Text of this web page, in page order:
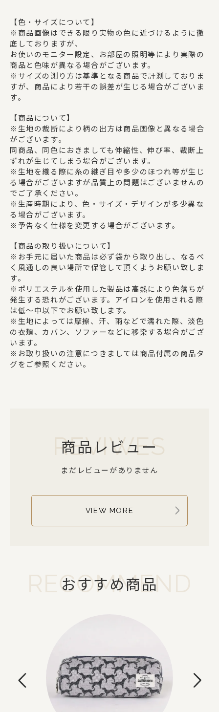
【色・サイズについて】
※商品画像はできる限り実物の色に近づけるように徹
底しておりますが、
お使いのモニター設定、お部屋の照明等により実際の
商品と色味が異なる場合がございます。
※サイズの測り方は基準となる商品で計測しておりま
すが、商品により若干の誤差が生じる場合がございま
す。
【商品について】
※生地の裁断により柄の出方は商品画像と異なる場合
がございます。
同商品、同色におきましても伸縮性、伸び率、裁断上
ずれが生じてしまう場合がございます。
※生地を織る際に糸の継ぎ目や多少のほつれ等が生じ
る場合がございますが品質上の問題はございませんの
でご了承ください。
※生産時期により、色・サイズ・デザインが多少異な
る場合がございます。
※予告なく仕様を変更する場合がございます。
【商品の取り扱いについて】
※お手元に届いた商品は必ず袋から取り出し、なるべ
く風通しの良い場所で保管して頂くようお願い致しま
す。
※ポリエステルを使用した製品は高熱により色落ちが
発生する恐れがございます。アイロンを使用される際
は低～中以下でお願い致します。
※生地によっては摩擦、汗、雨などで濡れた際、淡色
の衣類、カバン、ソファーなどに移染する場合がござ
います。
※お取り扱いの注意につきましては商品付属の商品タ
グをご参照ください。
REVIWES
商品レビュー
まだレビューがありません
VIEW MORE
RECOMMEND
おすすめ商品